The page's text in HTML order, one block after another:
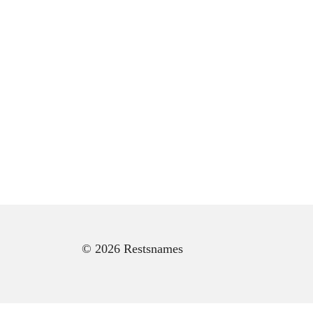
© 2026 Restsnames